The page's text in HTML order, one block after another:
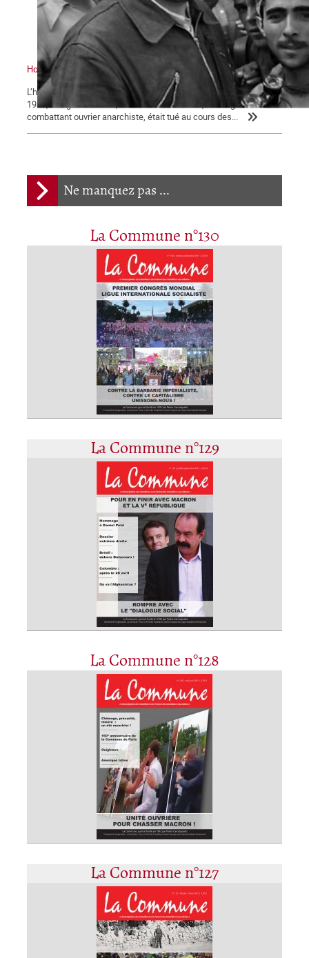
Ne manquez pas ...
La Commune n°130
La Commune n°129
La Commune n°128
La Commune n°127
Hommage à Buenaventura Durruti
L’héritage de l’anarchisme ouvrier révolutionnaire Le 19 novembre
1936, à l’âge de 40 ans, Buenaventura Durruti, l’infatigable
combattant ouvrier anarchiste, était tué au cours des...